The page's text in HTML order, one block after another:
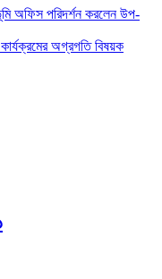
অফিস পরিদর্শন করলেন উপ-
কার্যক্রমের অগ্রগতি বিষয়ক